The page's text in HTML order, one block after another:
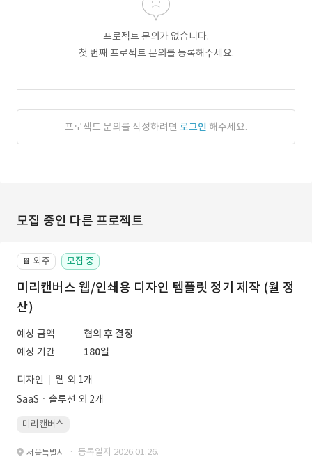
프로젝트 문의가 없습니다.
첫 번째 프로젝트 문의를 등록해주세요.
프로젝트 문의를 작성하려면 로그인 해주세요.
모집 중인 다른 프로젝트
📔 외주 모집 중
미리캔버스 웹/인쇄용 디자인 템플릿 정기 제작 (월 정
산)
예상 금액
협의 후 결정
예상 기간
180일
디자인
웹 외 1개
SaaSㆍ솔루션 외 2개
미리캔버스
서울특별시 · 등록일자 2026.01.26.